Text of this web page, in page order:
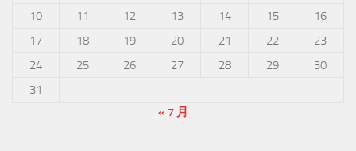
10
11 12 13 14 15
16
17
18 19 20 21 22
23
24
25 26 27 28 29
30
31
« 7 月